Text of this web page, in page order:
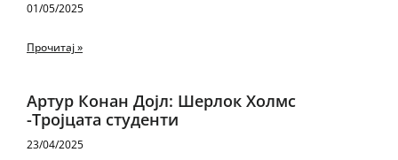
01/05/2025
Прочитај »
Артур Конан Дојл: Шерлок Холмс
-Тројцата студенти
23/04/2025